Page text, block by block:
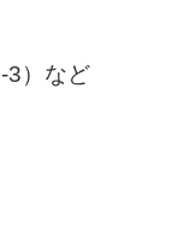
3）など